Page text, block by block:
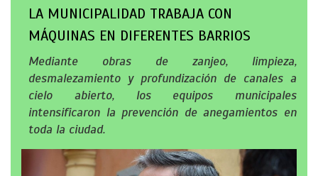
LA MUNICIPALIDAD TRABAJA CON
MÁQUINAS EN DIFERENTES BARRIOS
Mediante obras de zanjeo, limpieza,
desmalezamiento y profundización de canales a
cielo abierto, los equipos municipales
intensificaron la prevención de anegamientos en
toda la ciudad.